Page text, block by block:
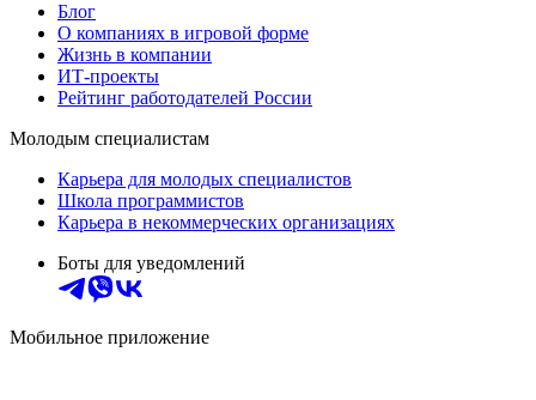
Блог
О компаниях в игровой форме
Жизнь в компании
ИТ-проекты
Рейтинг работодателей России
Молодым специалистам
Карьера для молодых специалистов
Школа программистов
Карьера в некоммерческих организациях
Боты для уведомлений
Мобильное приложение